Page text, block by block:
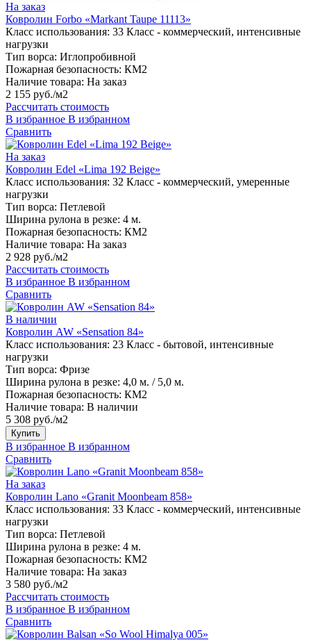
На заказ
Ковролин Forbo «Markant Taupe 11113»
Класс использования: 33 Класс - коммерческий, интенсивные
нагрузки
Тип ворса: Иглопробивной
Пожарная безопасность: КМ2
Наличие товара: На заказ
2 155 руб./м2
Рассчитать стоимость
В избранное В избранном
Сравнить
На заказ
Ковролин Edel «Lima 192 Beige»
Класс использования: 32 Класс - коммерческий, умеренные
нагрузки
Тип ворса: Петлевой
Ширина рулона в резке: 4 м.
Пожарная безопасность: КМ2
Наличие товара: На заказ
2 928 руб./м2
Рассчитать стоимость
В избранное В избранном
Сравнить
В наличии
Ковролин AW «Sensation 84»
Класс использования: 23 Класс - бытовой, интенсивные
нагрузки
Тип ворса: Фризе
Ширина рулона в резке: 4,0 м. / 5,0 м.
Пожарная безопасность: КМ2
Наличие товара: В наличии
5 308 руб./м2
Купить
В избранное В избранном
Сравнить
На заказ
Ковролин Lano «Granit Moonbeam 858»
Класс использования: 33 Класс - коммерческий, интенсивные
нагрузки
Тип ворса: Петлевой
Ширина рулона в резке: 4 м.
Пожарная безопасность: КМ2
Наличие товара: На заказ
3 580 руб./м2
Рассчитать стоимость
В избранное В избранном
Сравнить